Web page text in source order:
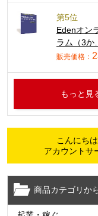
第5位
Edenオン
ラム（3か…
販売価格：
もっと見
こんにちは
アカウントサ
商品カテゴリか